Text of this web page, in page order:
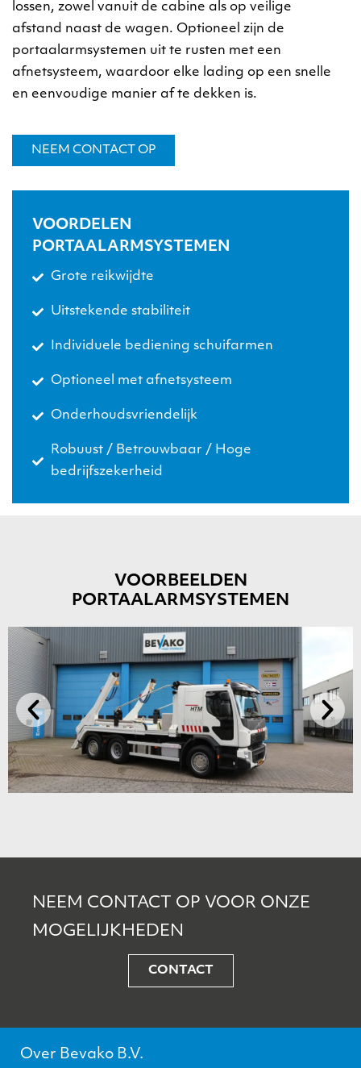
lossen, zowel vanuit de cabine als op veilige
afstand naast de wagen. Optioneel zijn de
portaalarmsystemen uit te rusten met een
afnetsysteem, waardoor elke lading op een snelle
en eenvoudige manier af te dekken is.
NEEM CONTACT OP
VOORDELEN
PORTAALARMSYSTEMEN
Grote reikwijdte
Uitstekende stabiliteit
Individuele bediening schuifarmen
Optioneel met afnetsysteem
Onderhoudsvriendelijk
Robuust / Betrouwbaar / Hoge
bedrijfszekerheid
VOORBEELDEN
PORTAALARMSYSTEMEN
NEEM CONTACT OP VOOR ONZE
MOGELIJKHEDEN
CONTACT
Over Bevako B.V.